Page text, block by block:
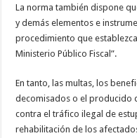
La norma también dispone
y demás elementos e
procedimiento que
Ministerio Público Fiscal”.
En tanto, las multas, los
decomisados o el producido
contra el tráfico ilegal de
rehabilitación de los